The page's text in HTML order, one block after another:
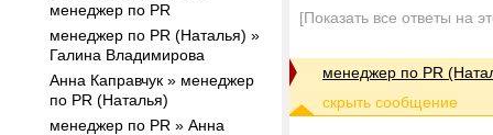
менеджер по PR
менеджер по PR (Наталья) »
Галина Владимирова
Анна Каправчук » менеджер
по PR (Наталья)
менеджер по PR » Анна
[Показать все ответы на
менеджер по PR